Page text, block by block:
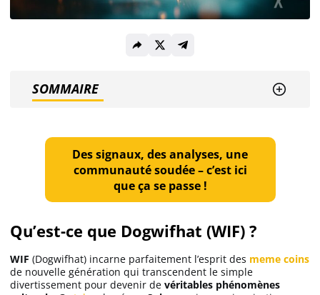
Bitcoin (BTC)
Solana (SOL)
Dogecoin (DOGE)
Binance Coin (BNB)
Trading
SOMMAIRE
Des signaux, des analyses, une
communauté soudée – c’est ici
que ça se passe !
Qu’est-ce que Dogwifhat (WIF) ?
WIF (Dogwifhat) incarne parfaitement l’esprit des meme coins
de nouvelle génération qui transcendent le simple
divertissement pour devenir de véritables phénomènes